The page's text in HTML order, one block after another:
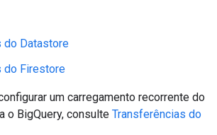
do Datastore
do Firestore
um carregamento recorrente do
o BigQuery, consulte Transferências do